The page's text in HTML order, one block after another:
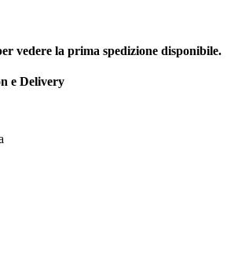
vedere la prima spedizione disponibile.
e Delivery